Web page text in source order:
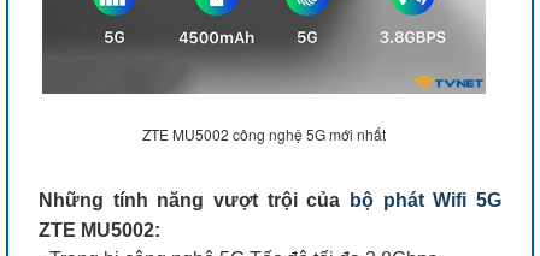
ZTE MU5002 công nghệ 5G mới nhất
Những tính năng vượt trội của
bộ phát Wifi 5G
ZTE MU5002: